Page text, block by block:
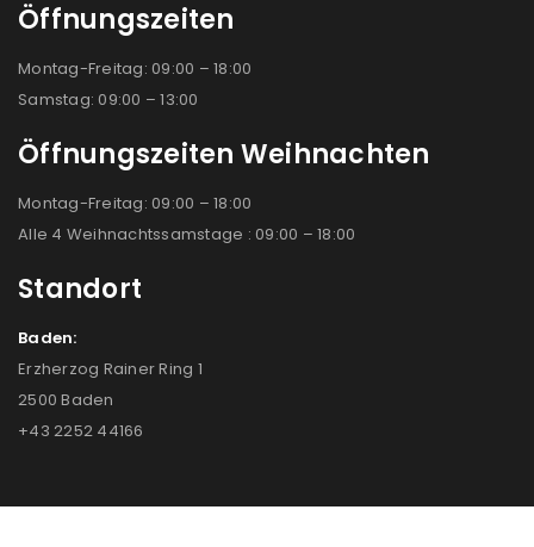
Öffnungszeiten
Montag-Freitag: 09:00 – 18:00
Samstag: 09:00 – 13:00
Öffnungszeiten Weihnachten
Montag-Freitag: 09:00 – 18:00
Alle 4 Weihnachtssamstage : 09:00 – 18:00
Standort
Baden:
Erzherzog Rainer Ring 1
2500 Baden
+43 2252 44166